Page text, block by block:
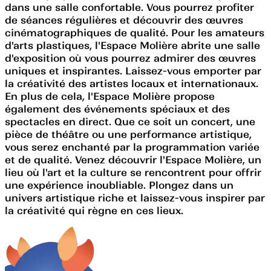
dans une salle confortable. Vous pourrez profiter
de séances régulières et découvrir des œuvres
cinématographiques de qualité. Pour les amateurs
d'arts plastiques, l'Espace Molière abrite une salle
d'exposition où vous pourrez admirer des œuvres
uniques et inspirantes. Laissez-vous emporter par
la créativité des artistes locaux et internationaux.
En plus de cela, l'Espace Molière propose
également des événements spéciaux et des
spectacles en direct. Que ce soit un concert, une
pièce de théâtre ou une performance artistique,
vous serez enchanté par la programmation variée
et de qualité. Venez découvrir l'Espace Molière, un
lieu où l'art et la culture se rencontrent pour offrir
une expérience inoubliable. Plongez dans un
univers artistique riche et laissez-vous inspirer par
la créativité qui règne en ces lieux.